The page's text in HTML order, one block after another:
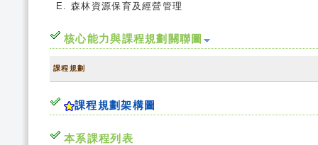
森林資源保育及經營管理
核心能力與課程規劃關聯圖
課程規劃
課程規劃架構圖
本系課程列表